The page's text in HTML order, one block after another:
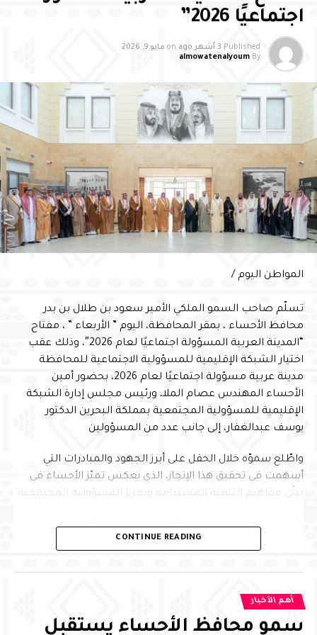
الخدمات المقدمة، انسجامًا مع مستهدفات رؤية المملكة
وعبَّر مدير مطار الأحساء الدولي عن الشكر والتقدير إلى سمو
محافظ الأحساء على هذا التكريم والدعم المستمر، مؤكدًا أن
هذا التقدير يمثل دافعًا كبيرًا لمواصلة العمل وبذل المزيد من
الجهود لخدمة المسافرين والارتقاء بمستوى الخدمات في
اجتماعيًا 2026”
Published 3 أشهر ago on مايو 9, 2026
By
almowatenalyoum
المواطن اليوم /
تسلّم صاحب السمو الملكي الأمير سعود بن طلال بن بدر
محافظ الأحساء ، بمقر المحافظة، اليوم ” الأربعاء ” ، مفتاح
“المدينة العربية المسؤولة اجتماعيًا لعام 2026″، وذلك عقب
اختيار الشبكة الإقليمية للمسؤولية الاجتماعية للمحافظة
مدينة عربية مسؤولة اجتماعيًا لعام 2026، بحضور أمين
الأحساء المهندس عصام الملا، ورئيس مجلس إدارة الشبكة
الإقليمية للمسؤولية المجتمعية بمملكة البحرين الدكتور
يوسف عبدالغفار، إلى جانب عدد من المسؤولين
واطّلع سموّه خلال الحفل على أبرز الجهود والمبادرات التي
أسهمت في تحقيق هذا الإنجاز، الذي يعكس تميّز الأحساء في
وأكد سمو محافظ الأحساء أن هذا الاختيار يجسّد ما تحظى به
المحافظة من تقدير إقليمي نظير جهودها في تطبيق معايير
تنمويًا مستدامًا، مشيرًا إلى أن ذلك يعكس الدور الريادي
للأحساء في تعزيز جودة الحياة وبناء الشراكات الإستراتيجية، بما
والاهتمام الذي توليه القيادة الرشيدة –حفظها الله–، ويعزّز
CONTINUE READING
أهم الأخبار
سمو محافظ الأحساء يستقبل